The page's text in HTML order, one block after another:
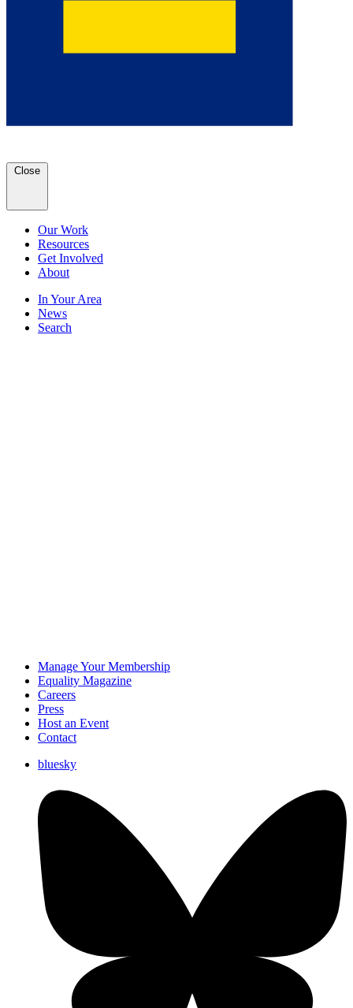
Close
Our Work
Resources
Get Involved
About
In Your Area
News
Search
Manage Your Membership
Equality Magazine
Careers
Press
Host an Event
Contact
bluesky